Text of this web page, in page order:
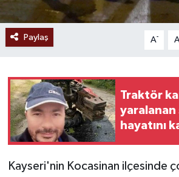
Paylaş A- A
Traktör
yaralanan
hayatını
Kayseri'nin Kocasinan ilçesinde